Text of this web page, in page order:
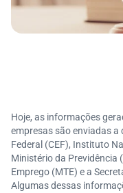
Hoje, as informações
empresas são enviadas a
Federal (CEF), Instituto
Ministério da Previdência
Emprego (MTE) e a
Algumas dessas